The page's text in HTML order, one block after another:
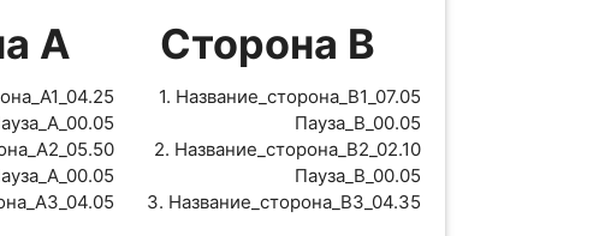
А Сторона B
1. Название_сторона_B1_07.05
Пауза_B_00.05
2. Название_сторона_B2_02.10
Пауза_B_00.05
3. Название_сторона_B3_04.35